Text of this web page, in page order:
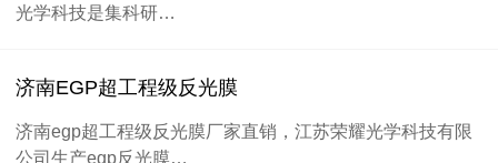
光学科技是集科研…
济南EGP超工程级反光膜
济南egp超工程级反光膜厂家直销，江苏荣耀光学科技有限
公司生产egp反光膜…